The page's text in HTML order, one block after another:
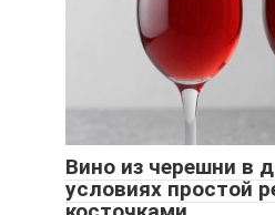
Вино из черешни в
условиях простой